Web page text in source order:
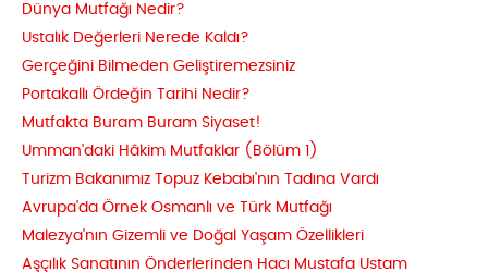
Dünya Mutfağı Nedir?
Ustalık Değerleri Nerede Kaldı?
Gerçeğini Bilmeden Geliştiremezsiniz
Portakallı Ördeğin Tarihi Nedir?
Mutfakta Buram Buram Siyaset!
Umman'daki Hâkim Mutfaklar (Bölüm 1)
Turizm Bakanımız Topuz Kebabı'nın Tadına Vardı
Avrupa'da Örnek Osmanlı ve Türk Mutfağı
Malezya'nın Gizemli ve Doğal Yaşam Özellikleri
Aşçılık Sanatının Önderlerinden Hacı Mustafa Ustam